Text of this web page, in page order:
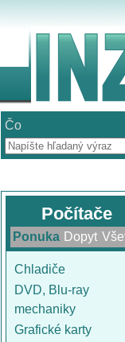
Čo
Počítače
Ponuka Dopyt
Chladiče
DVD, Blu-ray
mechaniky
Grafické karty